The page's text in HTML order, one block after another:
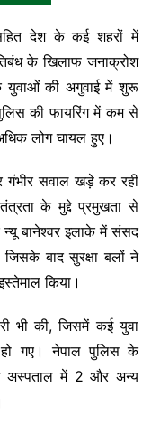
देश के कई शहरों में
के खिलाफ जनाक्रोश
की अगुवाई में शुरू
की फायरिंग में कम से
लोग घायल हुए।
गंभीर सवाल खड़े कर रही
के मुद्दे प्रमुखता से
बानेश्वर इलाके में संसद
बाद सुरक्षा बलों ने
किया।
भी की, जिसमें कई युवा
गए। नेपाल पुलिस के
अस्पताल में 2 और अन्य